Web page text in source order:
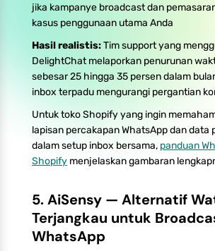
jika kampanye broadcast dan
kasus penggunaan utama Anda
Hasil realistis:Tim support yang
DelightChat melaporkan penurunan
sebesar 25 hingga 35 persen dalam
inbox terpadu mengurangi pergantian
Untuk toko Shopify yang ingin
lapisan percakapan WhatsApp dan data
dalam setup inbox bersama, panduan
Shopify menjelaskan gambaran
5. AiSensy — Alternatif
Terjangkau untuk
WhatsApp